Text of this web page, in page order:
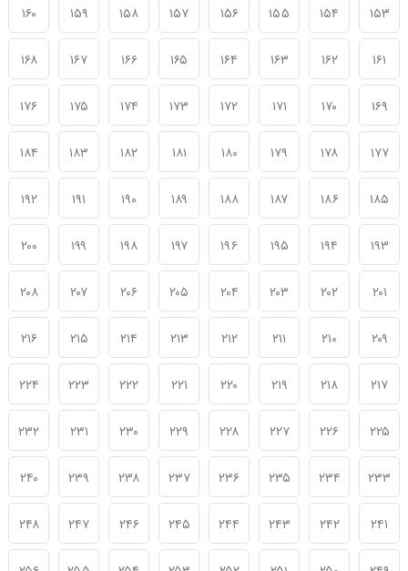
۱۵۳ ۱۵۴ ۱۵۵ ۱۵۶ ۱۵۷ ۱۵۸ ۱۵۹ ۱۶۰
۱۶۱ ۱۶۲ ۱۶۳ ۱۶۴ ۱۶۵ ۱۶۶ ۱۶۷ ۱۶۸
۱۶۹ ۱۷۰ ۱۷۱ ۱۷۲ ۱۷۳ ۱۷۴ ۱۷۵ ۱۷۶
۱۷۷ ۱۷۸ ۱۷۹ ۱۸۰ ۱۸۱ ۱۸۲ ۱۸۳ ۱۸۴
۱۸۵ ۱۸۶ ۱۸۷ ۱۸۸ ۱۸۹ ۱۹۰ ۱۹۱ ۱۹۲
۱۹۳ ۱۹۴ ۱۹۵ ۱۹۶ ۱۹۷ ۱۹۸ ۱۹۹ ۲۰۰
۲۰۱ ۲۰۲ ۲۰۳ ۲۰۴ ۲۰۵ ۲۰۶ ۲۰۷ ۲۰۸
۲۰۹ ۲۱۰ ۲۱۱ ۲۱۲ ۲۱۳ ۲۱۴ ۲۱۵ ۲۱۶
۲۱۷ ۲۱۸ ۲۱۹ ۲۲۰ ۲۲۱ ۲۲۲ ۲۲۳ ۲۲۴
۲۲۵ ۲۲۶ ۲۲۷ ۲۲۸ ۲۲۹ ۲۳۰ ۲۳۱ ۲۳۲
۲۳۳ ۲۳۴ ۲۳۵ ۲۳۶ ۲۳۷ ۲۳۸ ۲۳۹ ۲۴۰
۲۴۱ ۲۴۲ ۲۴۳ ۲۴۴ ۲۴۵ ۲۴۶ ۲۴۷ ۲۴۸